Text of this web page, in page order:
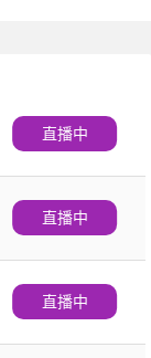
直播中
直播中
直播中